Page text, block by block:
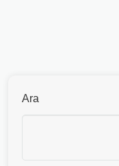
Ara